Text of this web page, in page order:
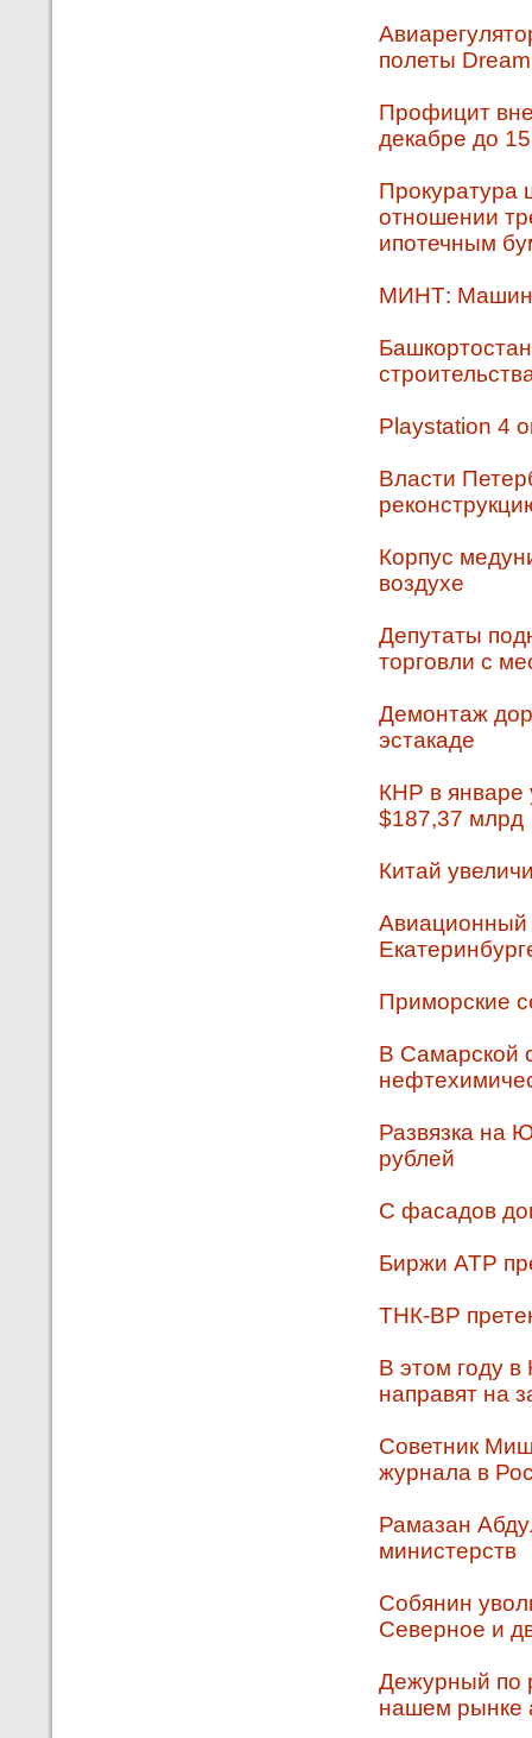
полеты
Профицит
декабре до
Прокуратура
отношении
ипотечным
МИНТ:
Playstation 4
Власти
Корпус
воздухе
Депутаты
торговли с
Демонтаж
эстакаде
КНР в январе
$187,37 млрд
Китай
Авиационный
Приморские
В Самарской
Развязка на
рублей
С фасадов
Биржи АТР
ТНК-ВР
В этом году
направят на
Советник
журнала в
Рамазан
министерств
Собянин
Северное и
Дежурный по
нашем рынке